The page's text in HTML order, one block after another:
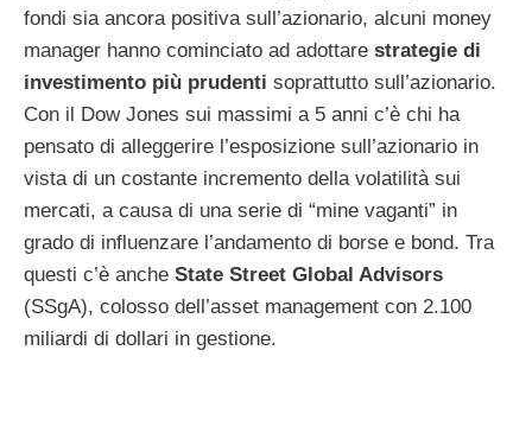
fondi sia ancora positiva sull’azionario, alcuni money
manager hanno cominciato ad adottare strategie di
investimento più prudenti soprattutto sull’azionario.
Con il Dow Jones sui massimi a 5 anni c’è chi ha
pensato di alleggerire l’esposizione sull’azionario in
vista di un costante incremento della volatilità sui
mercati, a causa di una serie di “mine vaganti” in
grado di influenzare l’andamento di borse e bond. Tra
questi c’è anche State Street Global Advisors
(SSgA), colosso dell’asset management con 2.100
miliardi di dollari in gestione.